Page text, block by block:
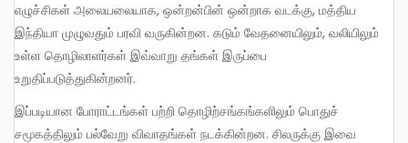
எழுச்சிகள் அலையலையாக, ஒன்றன்பின் ஒன்றாக வடக்கு, மத்திய
இந்தியா முழுவதும் பரவி வருகின்றன. கடும் வேதனையிலும், வலியிலும்
உள்ள தொழிலாளர்கள் இவ்வாறு தங்கள் இருப்பை
உறுதிப்படுத்துகின்றனர்.
இப்படியான போராட்டங்கள் பற்றி தொழிற்சங்கங்களிலும் பொதுச்
சமூகத்திலும் பல்வேறு விவாதங்கள் நடக்கின்றன. சிலருக்கு இவை